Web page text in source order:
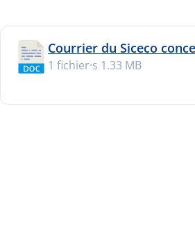
Courrier du Siceco
1 fichier·s 1.33 MB